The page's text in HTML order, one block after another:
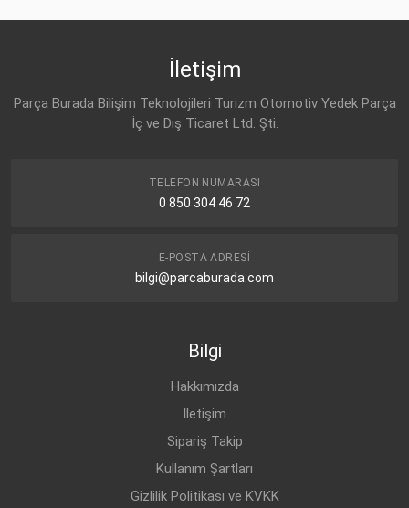
İletişim
Parça Burada Bilişim Teknolojileri Turizm Otomotiv Yedek Parça
İç ve Dış Ticaret Ltd. Şti.
TELEFON NUMARASI
0 850 304 46 72
E-POSTA ADRESI
bilgi@parcaburada.com
Bilgi
Hakkımızda
İletişim
Sipariş Takip
Kullanım Şartları
Gizlilik Politikası ve KVKK